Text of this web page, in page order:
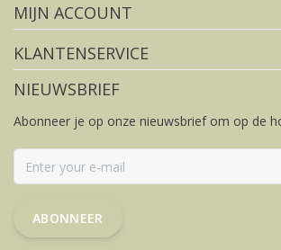
MIJN ACCOUNT
KLANTENSERVICE
NIEUWSBRIEF
Abonneer je op onze nieuwsbrief om op de
ABONNEER